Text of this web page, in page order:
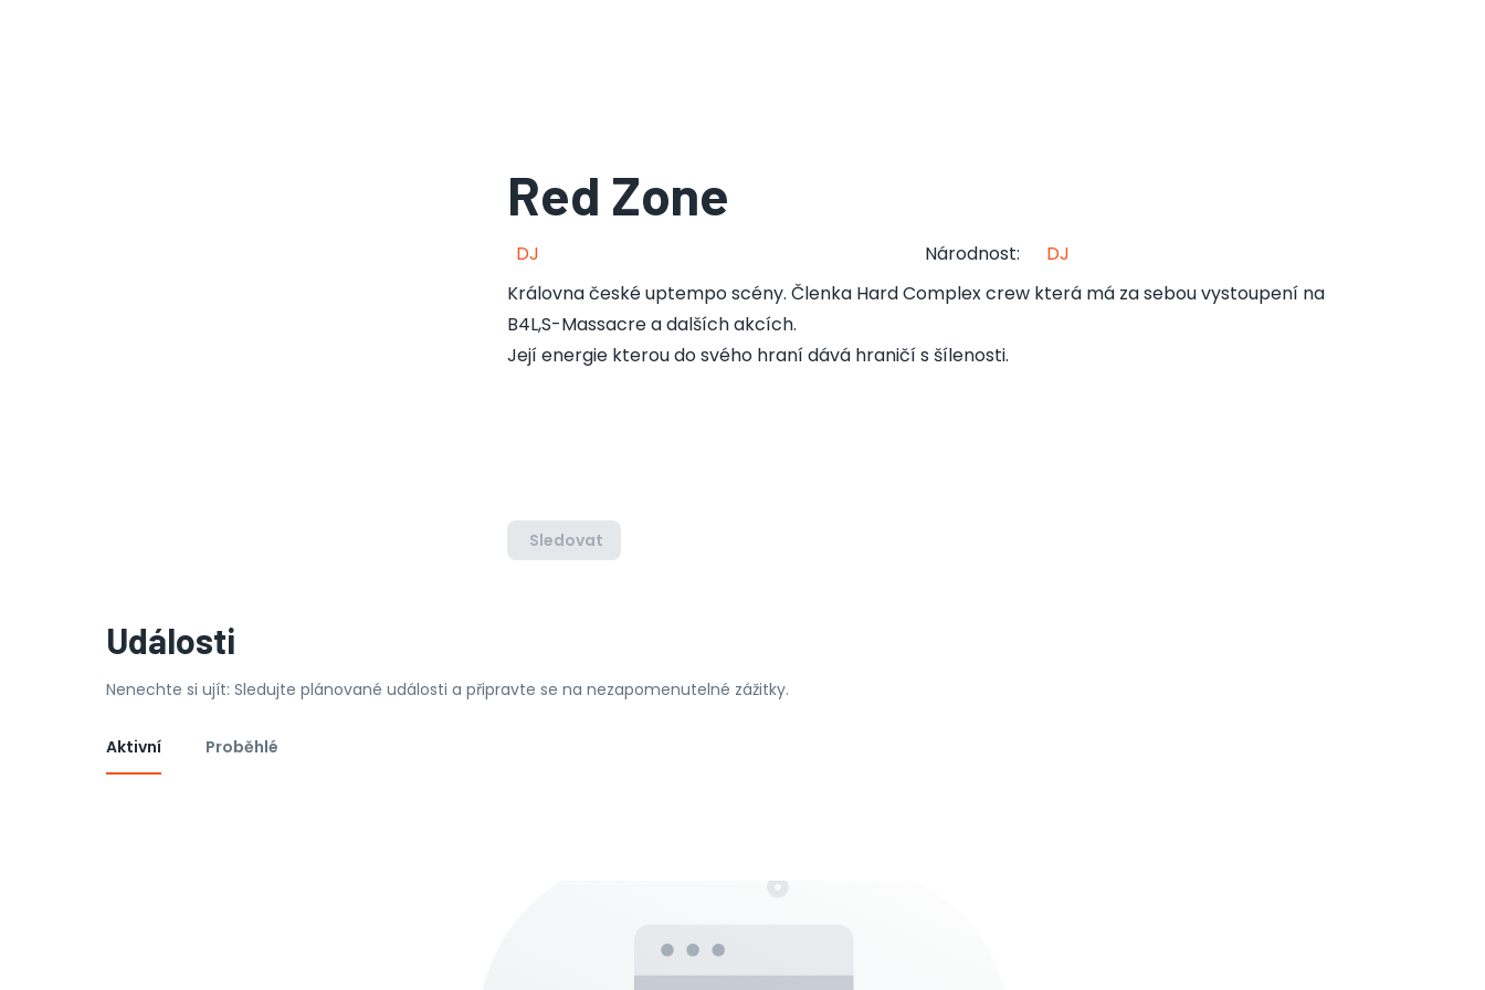
Red Zone
DJ Národnost:
DJ
Královna české uptempo scény. Členka Hard Complex crew která má za sebou vystoupení na
B4L,S-Massacre a dalších akcích.
Její energie kterou do svého hraní dává hraničí s šílenosti.
Sledovat
Události
Nenechte si ujít: Sledujte plánované události a připravte se na nezapomenutelné zážitky.
Aktivní Proběhlé